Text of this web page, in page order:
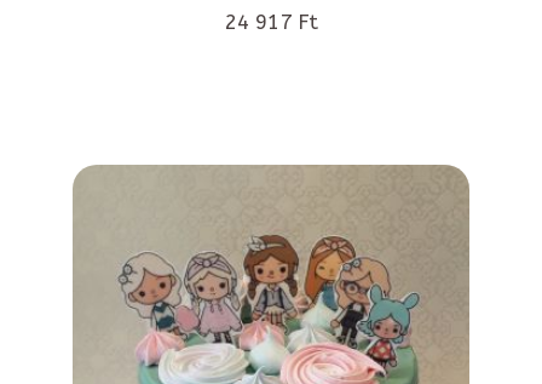
24 917 Ft